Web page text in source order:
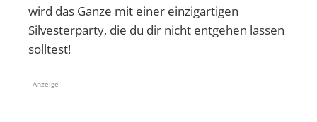
wird das Ganze mit einer einzigartigen
Silvesterparty, die du dir nicht entgehen lassen
solltest!
- Anzeige -